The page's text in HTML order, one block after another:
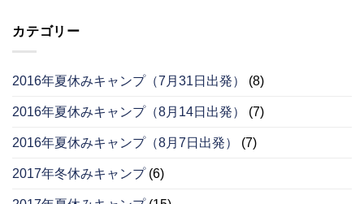
カテゴリー
2016年夏休みキャンプ（7月31日出発） (8)
2016年夏休みキャンプ（8月14日出発） (7)
2016年夏休みキャンプ（8月7日出発） (7)
2017年冬休みキャンプ(6)